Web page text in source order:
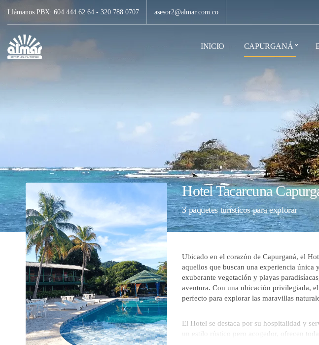
Llámanos PBX: 604 444 62 64 - 320 788 0707 asesor2@almar.com.co
INICIO CAPURGANÁ
Hotel Tacarcuna
3 paquetes turísticos para explorar
Ubicado en el corazón de Capurganá, el
aquellos que buscan una experiencia única
exuberante vegetación y playas
aventura. Con una ubicación privilegiada,
perfecto para explorar las maravillas
El Hotel se destaca por su hospitalidad y
un estilo rústico pero acogedor, ofrecen